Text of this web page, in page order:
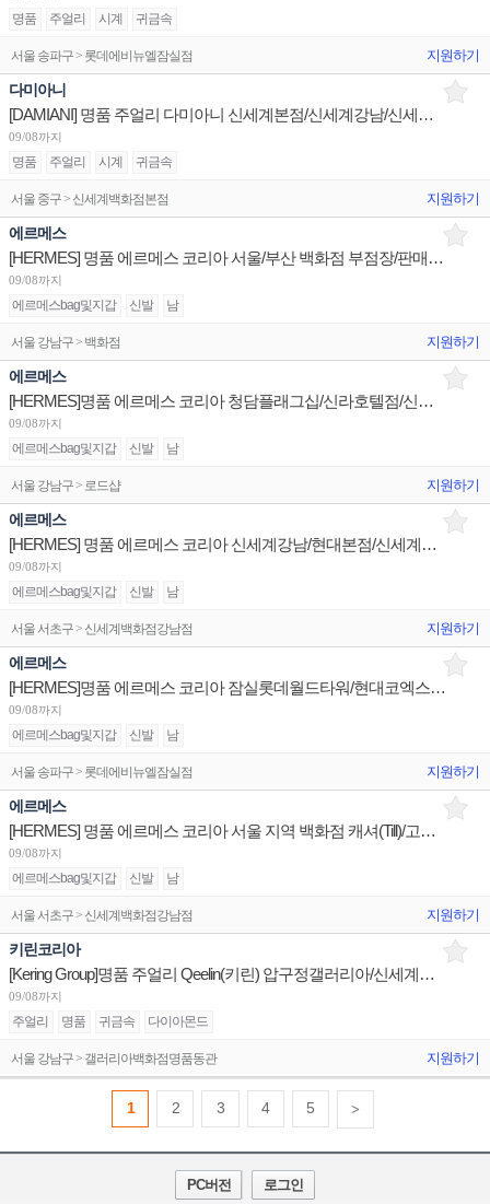
명품 주얼리 시계 귀금속
서울 송파구 > 롯데에비뉴엘잠실점 지원하기
다미아니
[DAMIANI] 명품 주얼리 다미아니 신세계본점/신세계강남/신세계센텀 판매사원 채용
09/08까지
명품 주얼리 시계 귀금속
서울 중구 > 신세계백화점본점 지원하기
에르메스
[HERMES] 명품 에르메스 코리아 서울/부산 백화점 부점장/판매사원 채용
09/08까지
에르메스bag및지갑 신발 남
서울 강남구 > 백화점 지원하기
에르메스
[HERMES]명품 에르메스 코리아 청담플래그십/신라호텔점/신세계센텀 판매사원 채용
09/08까지
에르메스bag및지갑 신발 남
서울 강남구 > 로드샵 지원하기
에르메스
[HERMES] 명품 에르메스 코리아 신세계강남/현대본점/신세계본점 판매사원 채용
09/08까지
에르메스bag및지갑 신발 남
서울 서초구 > 신세계백화점강남점 지원하기
에르메스
[HERMES]명품 에르메스 코리아 잠실롯데월드타워/현대코엑스/압구정갤러리아 판매사원 채용
09/08까지
에르메스bag및지갑 신발 남
서울 송파구 > 롯데에비뉴엘잠실점 지원하기
에르메스
[HERMES] 명품 에르메스 코리아 서울 지역 백화점 캐셔(Till)/고객서비스(SSS)/Stock 계약직
09/08까지
에르메스bag및지갑 신발 남
서울 서초구 > 신세계백화점강남점 지원하기
키린코리아
[Kering Group]명품 주얼리 Qeelin(키린) 압구정갤러리아/신세계본점 1년 이상 계약직 채용
09/08까지
주얼리 명품 귀금속 다이아몬드
서울 강남구 > 갤러리아백화점명품동관 지원하기
1 2 3 4 5 >
PC버전 로그인